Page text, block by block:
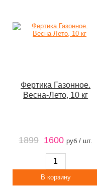
Фертика Газонное.
Весна-Лето, 10 кг
1899 1600 руб / шт.